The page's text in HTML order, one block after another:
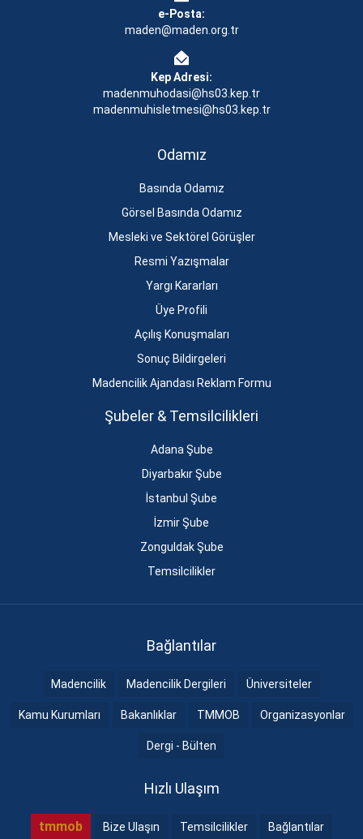
e-Posta:
maden@maden.org.tr
Kep Adresi:
madenmuhodasi@hs03.kep.tr
madenmuhisletmesi@hs03.kep.tr
Odamız
Basında Odamız
Görsel Basında Odamız
Mesleki ve Sektörel Görüşler
Resmi Yazışmalar
Yargı Kararları
Üye Profili
Açılış Konuşmaları
Sonuç Bildirgeleri
Madencilik Ajandası Reklam Formu
Şubeler & Temsilcilikleri
Adana Şube
Diyarbakır Şube
İstanbul Şube
İzmir Şube
Zonguldak Şube
Temsilcilikler
Bağlantılar
Madencilik Madencilik Dergileri Üniversiteler
Kamu Kurumları Bakanlıklar TMMOB Organizasyonlar
Dergi - Bülten
Hızlı Ulaşım
tmmob Bize Ulaşın Temsilcilikler Bağlantılar